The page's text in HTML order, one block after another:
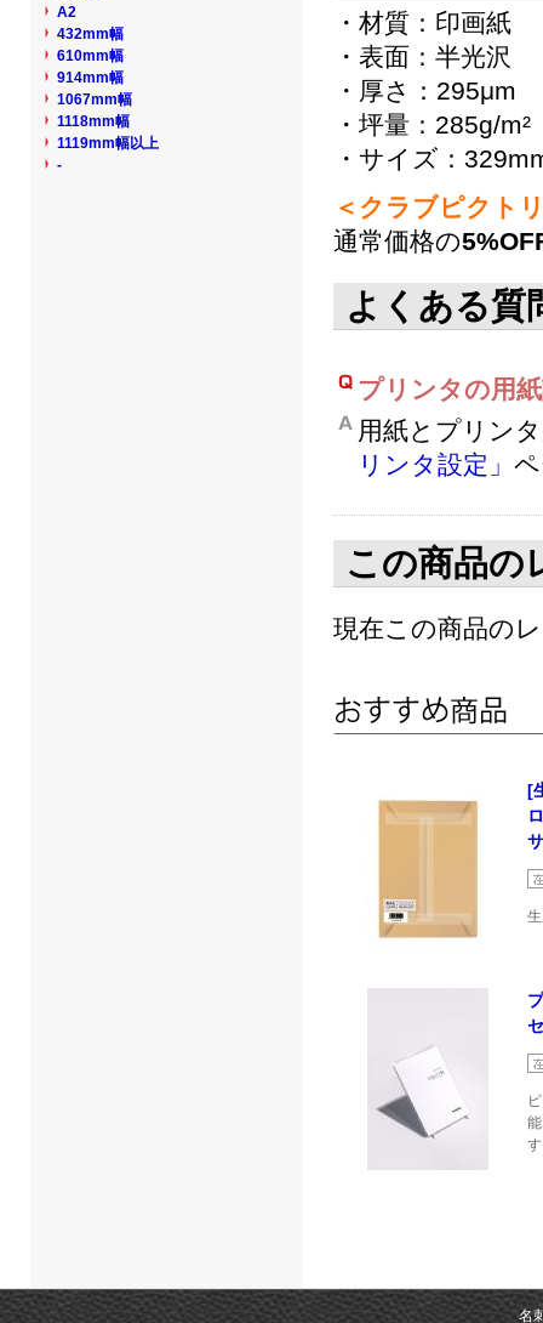
・材質：印画紙
・表面：半光沢
・厚さ：295μm
・坪量：285g/m²
・サイズ：
＜クラブピクト
通常価格の
よくある質
プリンタの用
用紙とプリン
リンタ設定」
この商品の
現在この商品の
[
す
A2
432mm幅
610mm幅
914mm幅
1067mm幅
1118mm幅
1119mm幅以上
-
名